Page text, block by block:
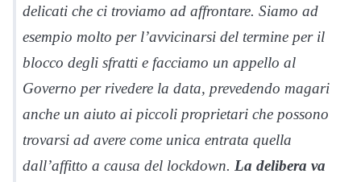
delicati che ci troviamo ad affrontare. Siamo ad
esempio molto per l’avvicinarsi del termine per il
blocco degli sfratti e facciamo un appello al
Governo per rivedere la data, prevedendo magari
anche un aiuto ai piccoli proprietari che possono
trovarsi ad avere come unica entrata quella
dall’affitto a causa del lockdown. La delibera va